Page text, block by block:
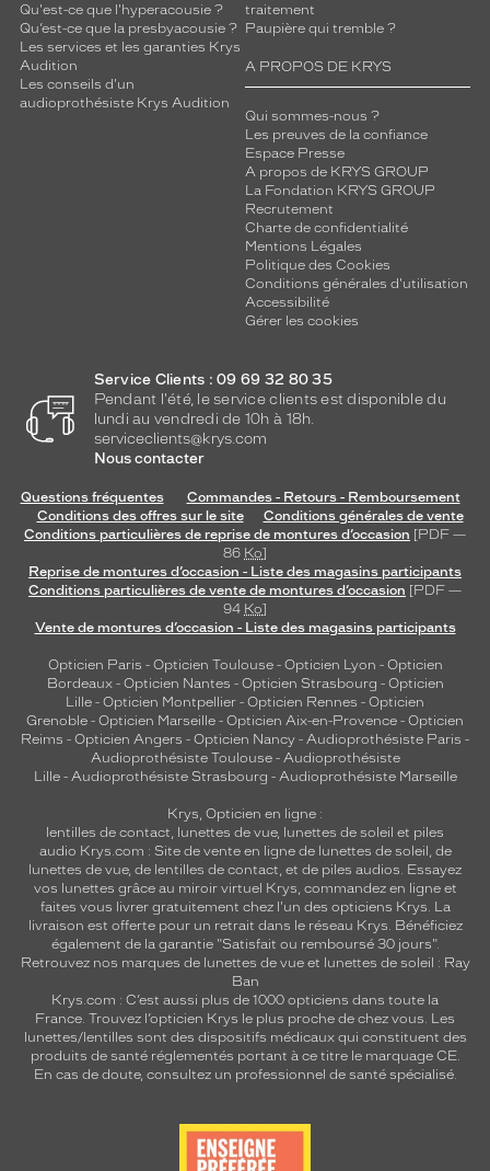
Qu'est-ce que l'hyperacousie ?
Qu’est-ce que la presbyacousie ?
Les services et les garanties Krys
Audition
Les conseils d'un
audioprothésiste Krys Audition
traitement
Paupière qui tremble ?
A PROPOS DE KRYS
Qui sommes-nous ?
Les preuves de la confiance
Espace Presse
A propos de KRYS GROUP
La Fondation KRYS GROUP
Recrutement
Charte de confidentialité
Mentions Légales
Politique des Cookies
Conditions générales d'utilisation
Accessibilité
Gérer les cookies
Service Clients : 09 69 32 80 35
Pendant l'été, le service clients est disponible du
lundi au vendredi de 10h à 18h.
serviceclients@krys.com
Nous contacter
Questions fréquentes
Commandes - Retours - Remboursement
Conditions des offres sur le site
Conditions générales de vente
Conditions particulières de reprise de montures d’occasion [PDF —
86 Ko]
Reprise de montures d’occasion - Liste des magasins participants
Conditions particulières de vente de montures d’occasion [PDF —
94 Ko]
Vente de montures d’occasion - Liste des magasins participants
Opticien Paris - Opticien Toulouse- Opticien Lyon - Opticien
Bordeaux- Opticien Nantes - Opticien Strasbourg - Opticien
Lille - Opticien Montpellier - Opticien Rennes - Opticien
Grenoble - Opticien Marseille - Opticien Aix-en-Provence - Opticien
Reims - Opticien Angers - Opticien Nancy - Audioprothésiste Paris -
Audioprothésiste Toulouse- Audioprothésiste
Lille- Audioprothésiste Strasbourg - Audioprothésiste Marseille
Krys, Opticien en ligne :
lentilles de contact lunettes de vue, lunettes de soleil et piles
audio Krys.com : Site de vente en ligne de lunettes de soleil, de
lunettes de vue, de lentilles de contact , et de piles audios. Essayez
vos lunettes grâce au miroir virtuel Krys, commandez en ligne et
faites vous livrer gratuitement chez l'un des opticiens Krys. La
livraison est offerte pour un retrait dans le réseau Krys. Bénéficiez
également de la garantie "Satisfait ou remboursé 30 jours".
Retrouvez nos marques de lunettes de vue et lunettes de soleil : Ray
Ban
Krys.com : C’est aussi plus de 1000 opticiens dans toute la
France. Trouvez l’opticien Krys le plus proche de chez vous . Les
lunettes/lentilles sont des dispositifs médicaux qui constituent des
produits de santé réglementés portant à ce titre le marquage CE.
En cas de doute, consultez un professionnel de santé spécialisé.